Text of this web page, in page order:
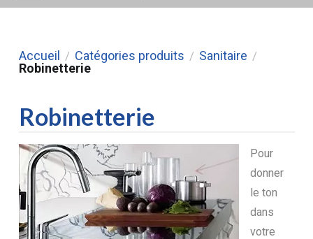
Accueil / Catégories produits / Sanitaire /
Robinetterie
Robinetterie
Pour
donner
le ton
dans
votre